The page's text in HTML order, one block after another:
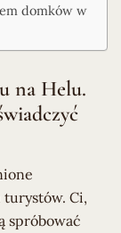
domków w
na Helu.
turystów. Ci,
spróbować